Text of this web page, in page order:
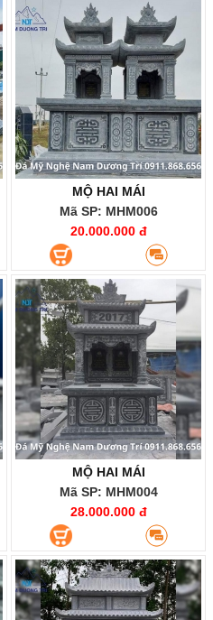
MỘ HAI MÁI
Mã SP: MHM006
20.000.000 đ
MỘ HAI MÁI
Mã SP: MHM004
28.000.000 đ